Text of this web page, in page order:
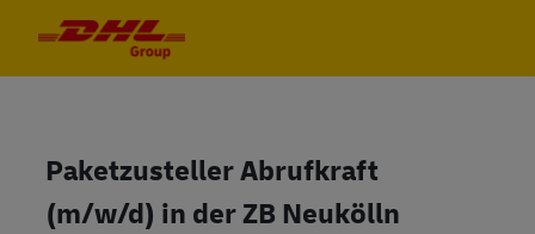
Paketzusteller Abrufkraft
(m/w/d) in der ZB Neukölln